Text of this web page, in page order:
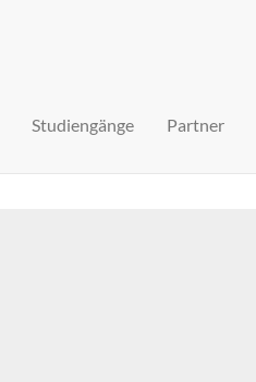
Studiengänge Partner